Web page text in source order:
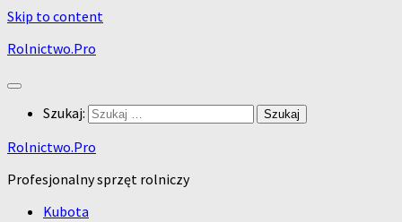
Skip to content
Rolnictwo.Pro
Szukaj:
Rolnictwo.Pro
Profesjonalny sprzęt rolniczy
Kubota